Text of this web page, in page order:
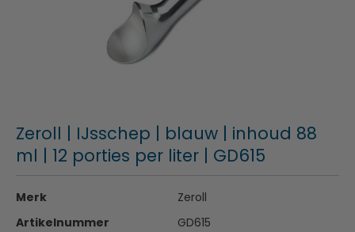
Zeroll | IJsschep | blauw | inhoud 88
ml | 12 porties per liter | GD615
Merk
Zeroll
Artikelnummer
GD615